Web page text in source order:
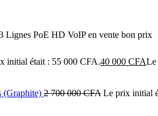
Lignes PoE HD VoIP en vente bon prix
initial était : 55 000 CFA.40 000 CFALe
(Graphite) 2 700 000CFA Le prix initial